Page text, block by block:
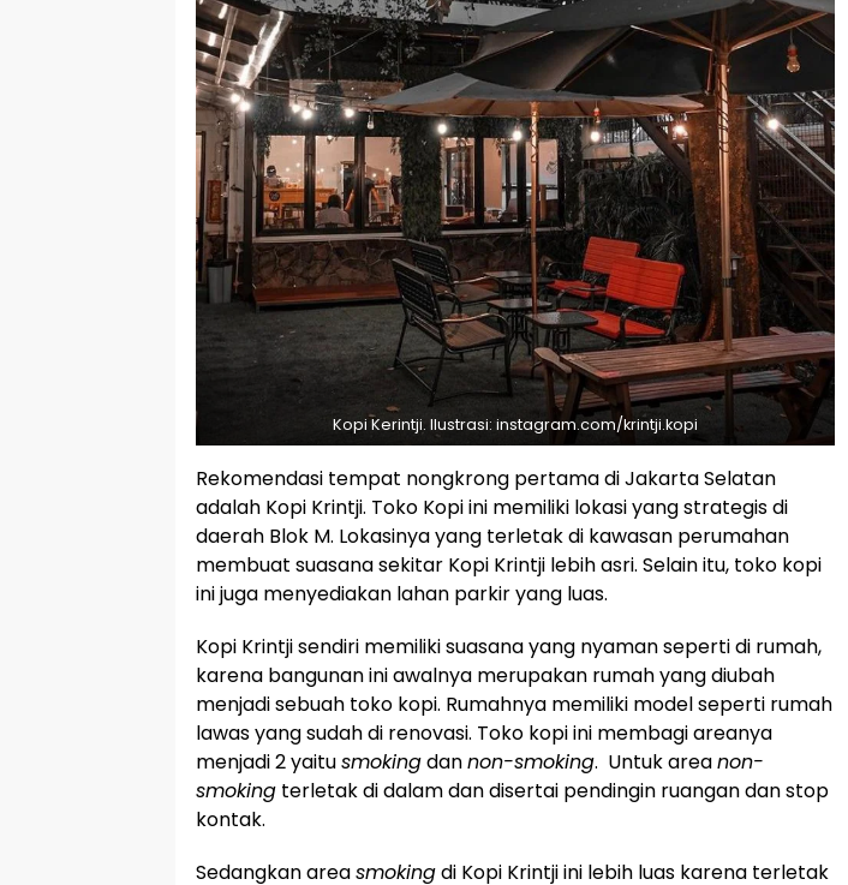
Kopi Kerintji. Ilustrasi: instagram.com/krintji.kopi
Rekomendasi tempat nongkrong pertama di Jakarta Selatan
adalah Kopi Krintji. Toko Kopi ini memiliki lokasi yang strategis di
daerah Blok M. Lokasinya yang terletak di kawasan perumahan
membuat suasana sekitar Kopi Krintji lebih asri. Selain itu, toko kopi
ini juga menyediakan lahan parkir yang luas.
Kopi Krintji sendiri memiliki suasana yang nyaman seperti di rumah,
karena bangunan ini awalnya merupakan rumah yang diubah
menjadi sebuah toko kopi. Rumahnya memiliki model seperti rumah
lawas yang sudah di renovasi. Toko kopi ini membagi areanya
menjadi 2 yaitusmokingdannon-smoking. Untuk areanon-
smoking terletak di dalam dan disertai pendingin ruangan dan stop
kontak.
Sedangkan areasmokingdi Kopi Krintji ini lebih luas karena terletak